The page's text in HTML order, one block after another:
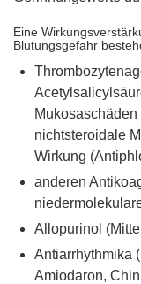
Eine
Blutungsgefahr
nichtsteroidale
Wirkung
anderen
Allopurinol
Antiarrhythmika
Amiodaron,